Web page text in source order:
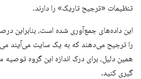
تنظیمات «ترجیح تاریک» را دارند.
این داده‌های جمع‌آوری شده است، بنابراین
را ترجیح می‌دهند که به یک سایت می‌آیند
همین دلیل، برای درک اندازه این گروه توصیه
گیری کنید.